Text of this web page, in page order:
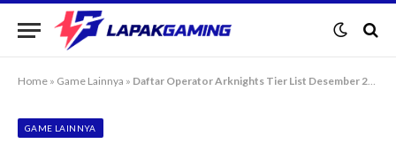
Home » Game Lainnya » Daftar Operator Arknights Tier List Desember 2024 Terbaru!
GAME LAINNYA